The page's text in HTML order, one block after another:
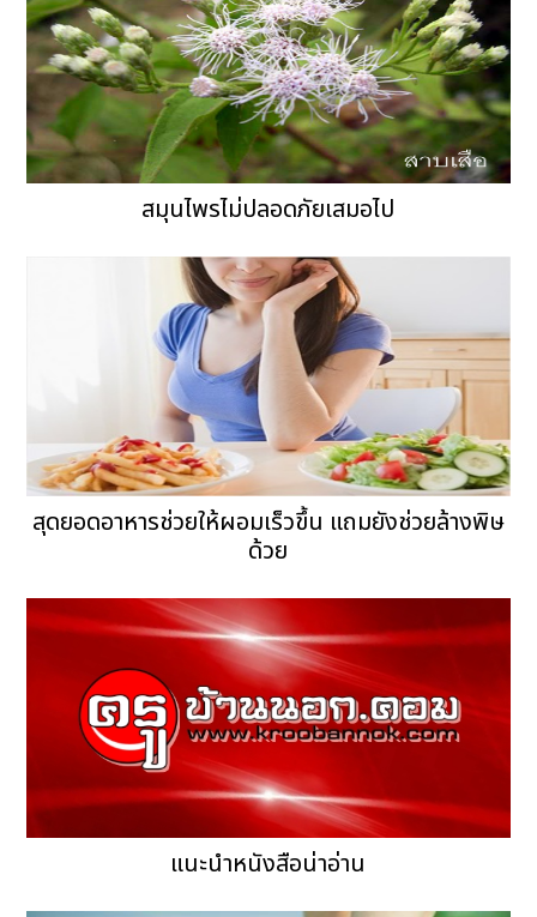
สมุนไพรไม่ปลอดภัยเสมอไป
สุดยอดอาหารช่วยให้ผอมเร็วขึ้น แถมยังช่วยล้างพิษ
ด้วย
แนะนำหนังสือน่าอ่าน